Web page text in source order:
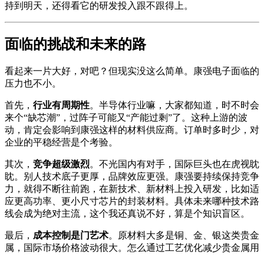
持到明天，还得看它的研发投入跟不跟得上。
面临的挑战和未来的路
看起来一片大好，对吧？但现实没这么简单。康强电子面临的
压力也不小。
首先， 行业有周期性。半导体行业嘛，大家都知道，时不时会
来个“缺芯潮”，过阵子可能又“产能过剩”了。这种上游的波
动，肯定会影响到康强这样的材料供应商。订单时多时少，对
企业的平稳经营是个考验。
其次， 竞争超级激烈。不光国内有对手，国际巨头也在虎视眈
眈。别人技术底子更厚，品牌效应更强。康强要持续保持竞争
力，就得不断往前跑，在新技术、新材料上投入研发，比如适
应更高功率、更小尺寸芯片的封装材料。具体未来哪种技术路
线会成为绝对主流，这个我还真说不好，算是个知识盲区。
最后， 成本控制是门艺术。原材料大多是铜、金、银这类贵金
属，国际市场价格波动很大。怎么通过工艺优化减少贵金属用